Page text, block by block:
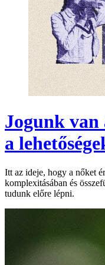
Jogunk van
a
Itt az ideje, hogy a nőket
komplexitásában és
tudunk előre lépni.